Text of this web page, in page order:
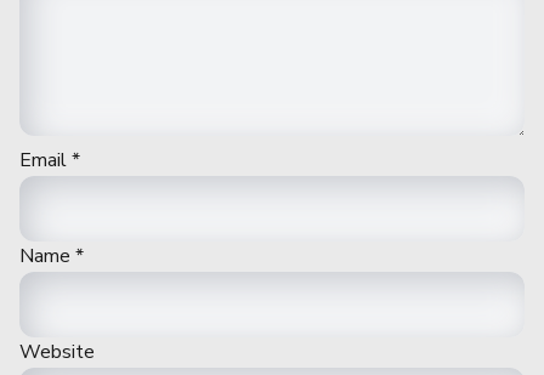
Email*
Name *
Website